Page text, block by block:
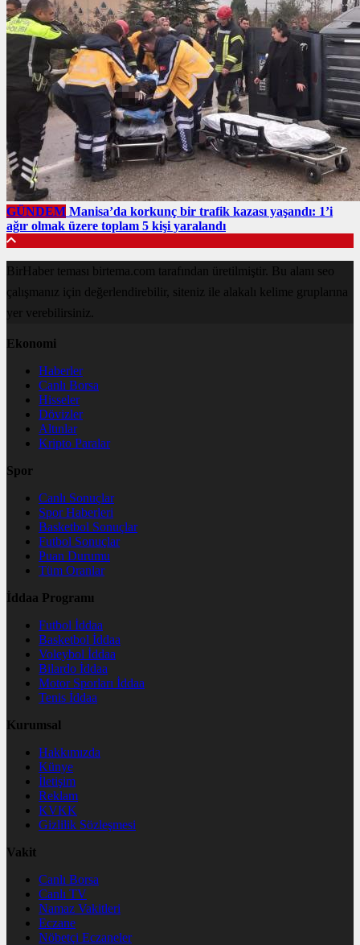
GÜNDEM Manisa’da korkunç bir trafik kazası yaşandı: 1’i
ağır olmak üzere toplam 5 kişi yaralandı
BirHaber teması birtema.com tarafından üretilmiştir. Bu alanı seo
çalışmanız için değerlendirebilir, siteniz ile alakalı kelime gruplarına
yer verebilirsiniz.
Ekonomi
Haberler
Canlı Borsa
Hisseler
Dövizler
Altınlar
Kripto Paralar
Spor
Canlı Sonuçlar
Spor Haberleri
Basketbol Sonuçlar
Futbol Sonuçlar
Puan Durumu
Tüm Oranlar
İddaa Programı
Futbol İddaa
Basketbol İddaa
Voleybol İddaa
Bilardo İddaa
Motor Sporları İddaa
Tenis İddaa
Kurumsal
Hakkımızda
Künye
İletişim
Reklam
KVKK
Gizlilik Sözleşmesi
Vakit
Canlı Borsa
Canlı TV
Namaz Vakitleri
Eczane
Nöbetçi Eczaneler